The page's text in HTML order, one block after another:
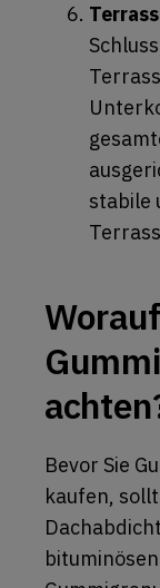
stabile
Bevor Sie
kaufen,